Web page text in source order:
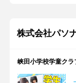
株式会社パソ
峡田小学校学童クラ